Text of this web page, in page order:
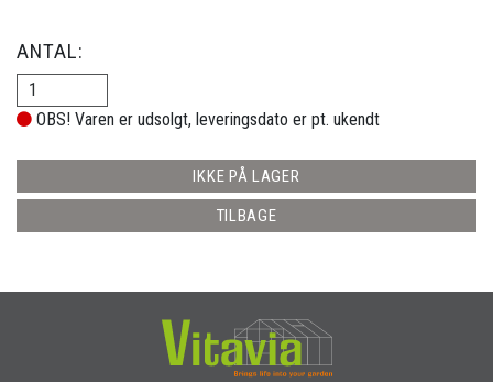
ANTAL:
OBS! Varen er udsolgt, leveringsdato er pt. ukendt
IKKE PÅ LAGER
TILBAGE